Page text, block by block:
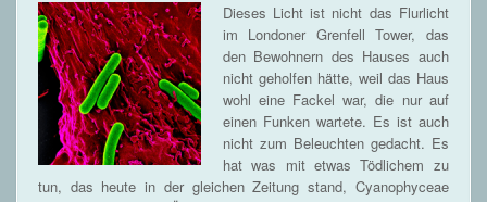
Dieses Licht ist nicht das Flurlicht
im Londoner Grenfell Tower, das
den Bewohnern des Hauses auch
nicht geholfen hätte, weil das Haus
wohl eine Fackel war, die nur auf
einen Funken wartete. Es ist auch
nicht zum Beleuchten gedacht. Es
hat was mit etwas Tödlichem zu
tun, das heute in der gleichen Zeitung stand, Cyanophyceae